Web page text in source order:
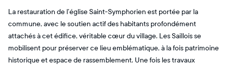
La restauration de l’église Saint-Symphorien est portée par la
commune, avec le soutien actif des habitants profondément
attachés à cet édifice, véritable cœur du village. Les Saillois se
mobilisent pour préserver ce lieu emblématique, à la fois patrimoine
historique et espace de rassemblement. Une fois les travaux